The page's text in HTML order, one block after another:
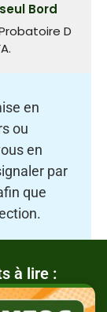
Bord
D
en
ou
en
par
que
à lire :